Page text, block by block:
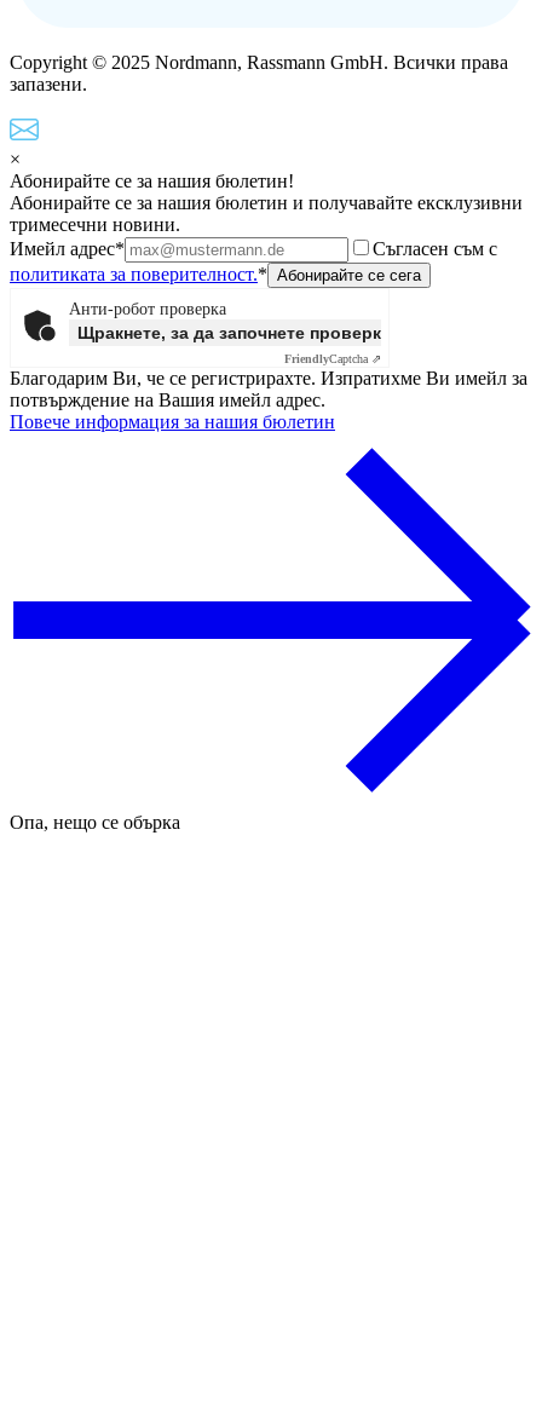
Copyright © 2025 Nordmann, Rassmann GmbH. Всички права
запазени.
×
Абонирайте се за нашия бюлетин!
Абонирайте се за нашия бюлетин и получавайте ексклузивни
тримесечни новини.
Имейл адрес*
Съгласен съм с
политиката за поверителност.*
Анти-робот проверка
Щракнете, за да започнете проверката
FriendlyCaptcha ⇗
Благодарим Ви, че се регистрирахте. Изпратихме Ви имейл за
потвърждение на Вашия имейл адрес.
Повече информация за нашия бюлетин
Опа, нещо се обърка